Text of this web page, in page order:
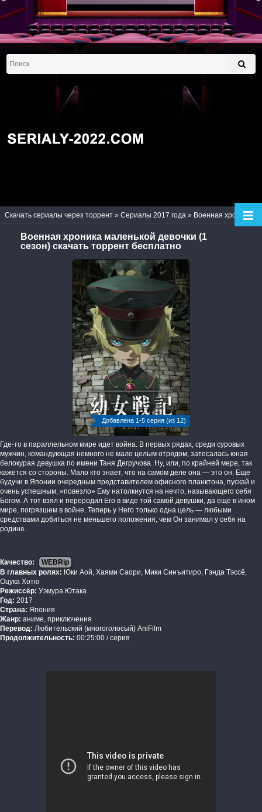
Скачать сериалы через торрент » Сериалы 2017 года » Военная хроника маленькой девочки (1 сезон)
Военная хроника маленькой девочки (1
сезон) скачать торрент бесплатно
Добавлена 1-5 серия (из 12)
Где-то в параллельном мире идет война. В первых рядах, среди суровых
мужчин, командующая немного не мало целым отрядом, затесалась юная
белокурая девушка по имени Таня Дегручова. Ну, или, по крайней мере, так
кажется со стороны. Мало кто знает, что на самом деле она — это он. Еще
будучи в Японии очередным представителем офисного планктона, пускай и
очень успешным, «повезло» Ему натолкнутся на нечто, называющего себя
Богом. А тот взял и переродил Его в виде той самой девушки, да еще в ином
мире, погрязшем в войне. Теперь у Него только одна цель — любыми
средствами добиться не меньшего положения, чем Он занимал у себя на
родине.
Качество:
WEBRip
В главных ролях: Юки Аой, Хаями Саори, Мики Синъитиро, Гэнда Тэссё,
Оцука Хотю
Режиссёр: Уэмура Ютака
Год: 2017
Страна: Япония
Жанр: аниме, приключения
Перевод: Любительский (многоголосый) AniFilm
Продолжительность: 00:25:00 / серия